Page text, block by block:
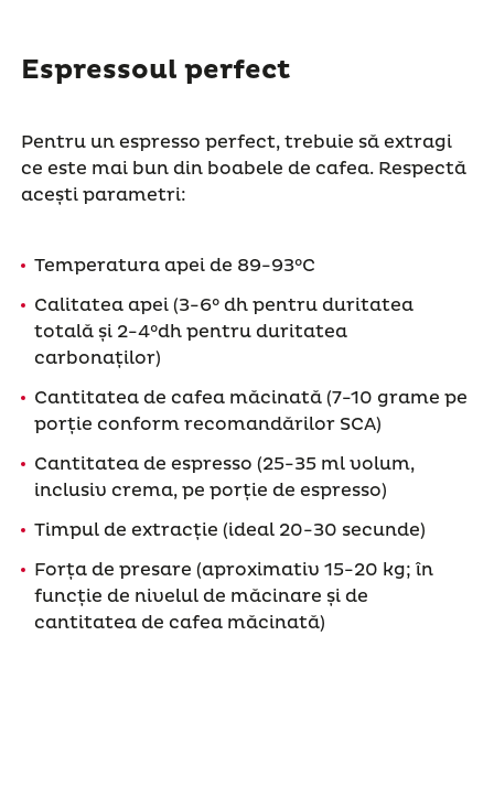
Espressoul perfect
Pentru un espresso perfect, trebuie să extragi
ce este mai bun din boabele de cafea. Respectă
acești parametri:
Temperatura apei de 89-93°C
Calitatea apei (3-6° dh pentru duritatea
totală și 2-4°dh pentru duritatea
carbonaților)
Cantitatea de cafea măcinată (7-10 grame pe
porție conform recomandărilor SCA)
Cantitatea de espresso (25-35 ml volum,
inclusiv crema, pe porție de espresso)
Timpul de extracție (ideal 20-30 secunde)
Forța de presare (aproximativ 15-20 kg; în
funcție de nivelul de măcinare și de
cantitatea de cafea măcinată)